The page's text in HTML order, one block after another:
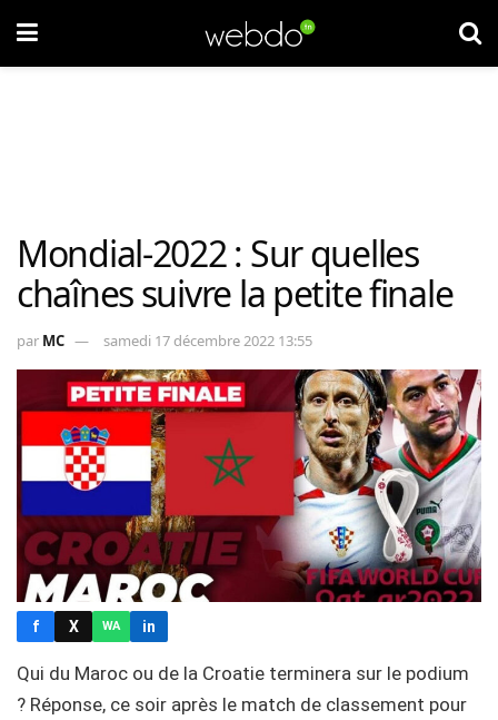
Mondial-2022 : Sur quelles
chaînes suivre la petite finale
par MC samedi 17 décembre 2022 13:55
f X WA in
Qui du Maroc ou de la Croatie terminera sur le podium
? Réponse, ce soir après le match de classement pour